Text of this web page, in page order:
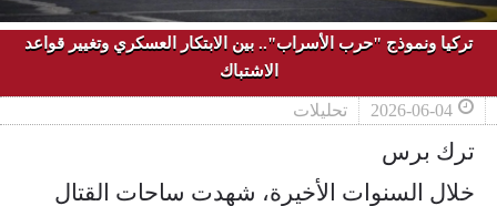
تركيا ونموذج "حرب الأسراب".. بين الابتكار العسكري وتغيير قواعد
الاشتباك
2026-06-04 تحليلات
ترك برس
خلال السنوات الأخيرة، شهدت ساحات القتال